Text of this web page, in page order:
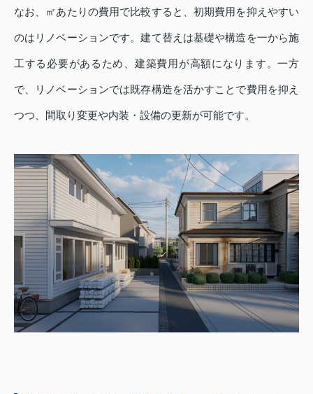
なお、㎡あたりの費用で比較すると、初期費用を抑えやすい
のはリノベーションです。建て替えは基礎や構造を一から施
工する必要があるため、建築費用が高額になります。一方
で、リノベーションでは既存構造を活かすことで費用を抑え
つつ、間取り変更や内装・設備の更新が可能です。